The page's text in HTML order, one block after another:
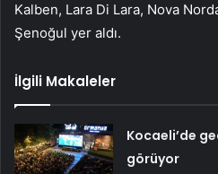
Kalben, Lara Di Lara, Nova
Şenoğul yer aldı.
İlgili Makaleler
Kocaeli’de
görüyor